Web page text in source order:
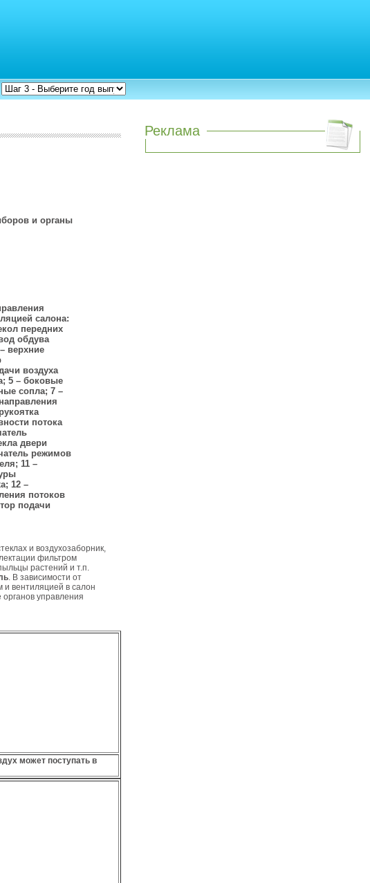
и органы
салона:
передних
обдува
верхние
воздуха
5 – боковые
сопла; 7 –
потока
двери
режимов
11 –
12 –
потоков
подачи
и воздухозаборник,
фильтром
растений и т.п.
. В зависимости от
и вентиляцией в салон
управления
может поступать в
Реклама